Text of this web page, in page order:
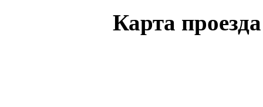
Карта